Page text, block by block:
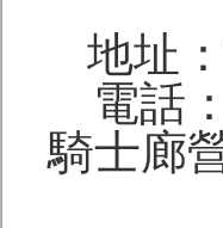
地址
電話
騎士廊